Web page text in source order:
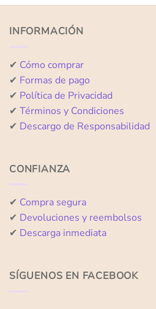
de
INFORMACIÓN
✔ Cómo comprar
✔ Formas de pago
✔ Política de Privacidad
✔ Términos y Condiciones
✔ Descargo de Responsabilidad
CONFIANZA
✔ Compra segura
✔ Devoluciones y reembolsos
✔ Descarga inmediata
SÍGUENOS EN FACEBOOK